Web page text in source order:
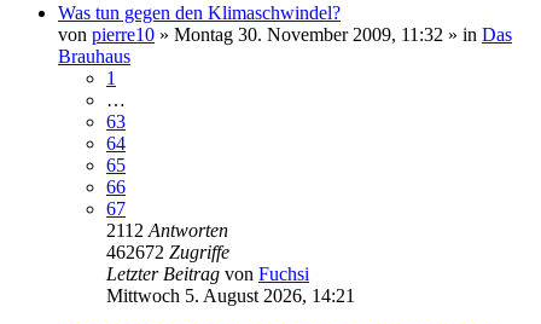
Was tun gegen den Klimaschwindel?
von pierre10 » Montag 30. November 2009, 11:32 » in Das
Brauhaus
1
…
63
64
65
66
67
2112 Antworten
462672 Zugriffe
Letzter Beitrag von Fuchsi
Mittwoch 5. August 2026, 14:21